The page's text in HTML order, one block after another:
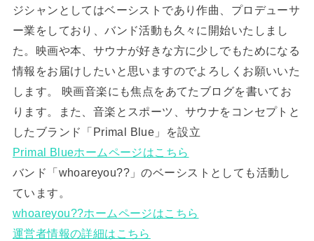
ジシャンとしてはベーシストであり作曲、プロデューサ
ー業をしており、バンド活動も久々に開始いたしまし
た。映画や本、サウナが好きな方に少しでもためになる
情報をお届けしたいと思いますのでよろしくお願いいた
します。 映画音楽にも焦点をあてたブログを書いてお
ります。また、音楽とスポーツ、サウナをコンセプトと
したブランド「Primal Blue」を設立
Primal Blueホームページはこちら
バンド「whoareyou??」のベーシストとしても活動し
ています。
whoareyou??ホームページはこちら
運営者情報の詳細はこちら